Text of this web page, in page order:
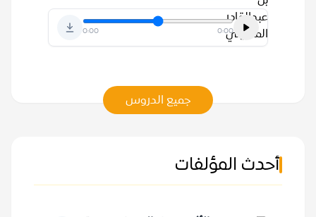
0:00 0:00
جميع الدروس
أحدث المؤلفات